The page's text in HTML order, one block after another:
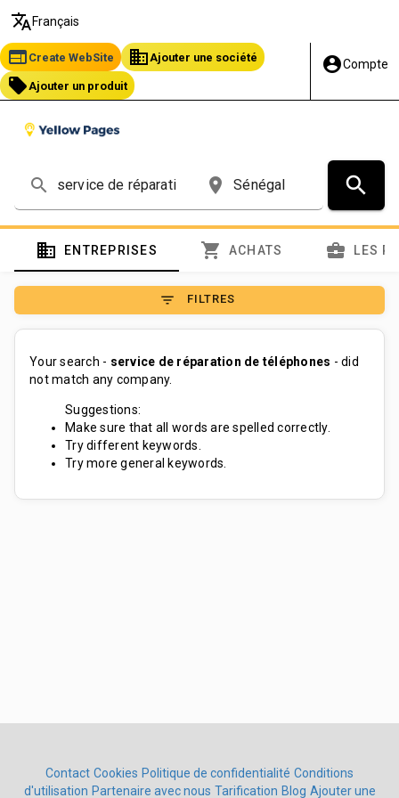
translate Français
web Create WebSite business Ajouter une société
local_offer Ajouter un produit
account_circleCompte
search place search
domain ENTREPRISES shopping_cart ACHATS business_center LES
filter_list FILTRES
Your search - service de réparation de téléphones - did
not match any company.
Suggestions:
Make sure that all words are spelled correctly.
Try different keywords.
Try more general keywords.
Contact Cookies Politique de confidentialité Conditions
d'utilisation Partenaire avec nous Tarification Blog Ajouter une